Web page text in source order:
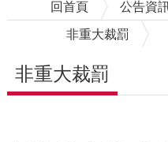
回首頁 公告資
非重大裁罰
非重大裁罰